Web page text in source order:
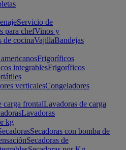
Servicio de
para chefVinos y
de cocinaVajillaBandejas
Frigoríficos
integrablesFrigoríficos
verticalesCongeladores
carga frontalLavadoras de carga
Lavadoras
kg
Secadoras con bomba de
Secadoras de